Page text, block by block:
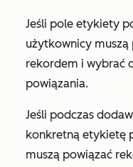
Jeśli pole etykiety
użytkownicy
rekordem i wybrać
powiązania.
Jeśli podczas
konkretną etykietę
muszą powiązać